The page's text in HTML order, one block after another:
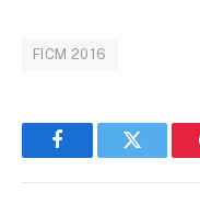
FICM 2016
FacebookTwitter